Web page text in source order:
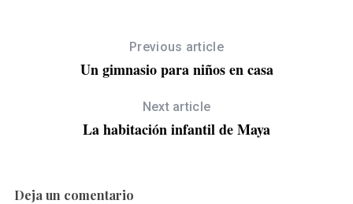
Previous article
Un gimnasio para niños en casa
Next article
La habitación infantil de Maya
Deja un comentario